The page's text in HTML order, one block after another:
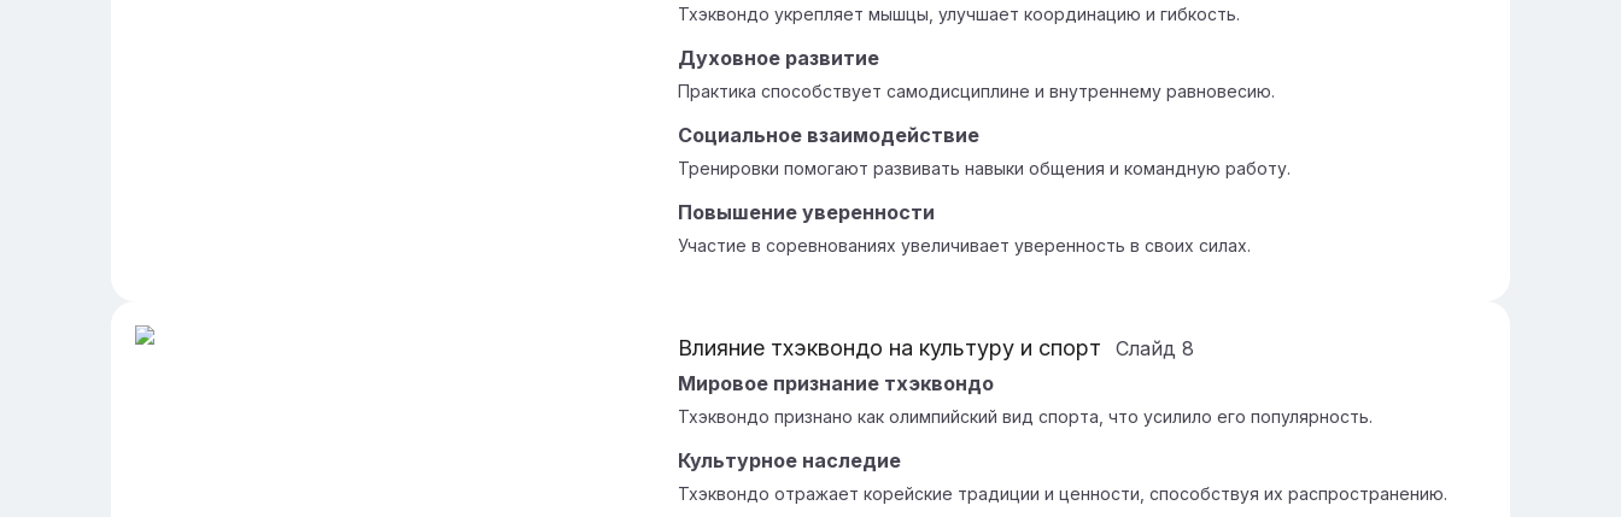
Тхэквондо укрепляет мышцы, улучшает координацию и гибкость.
Духовное развитие
Практика способствует самодисциплине и внутреннему равновесию.
Социальное взаимодействие
Тренировки помогают развивать навыки общения и командную работу.
Повышение уверенности
Участие в соревнованиях увеличивает уверенность в своих силах.
Влияние тхэквондо на культуру и спорт Слайд 8
Мировое признание тхэквондо
Тхэквондо признано как олимпийский вид спорта, что усилило его популярность.
Культурное наследие
Тхэквондо отражает корейские традиции и ценности, способствуя их распространению.